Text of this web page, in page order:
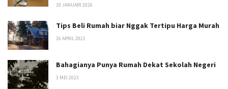
19 JANUARI 2026
Tips Beli Rumah biar Nggak Tertipu Harga Murah
16 APRIL 2021
Bahagianya Punya Rumah Dekat Sekolah Negeri
3 MEI 2023